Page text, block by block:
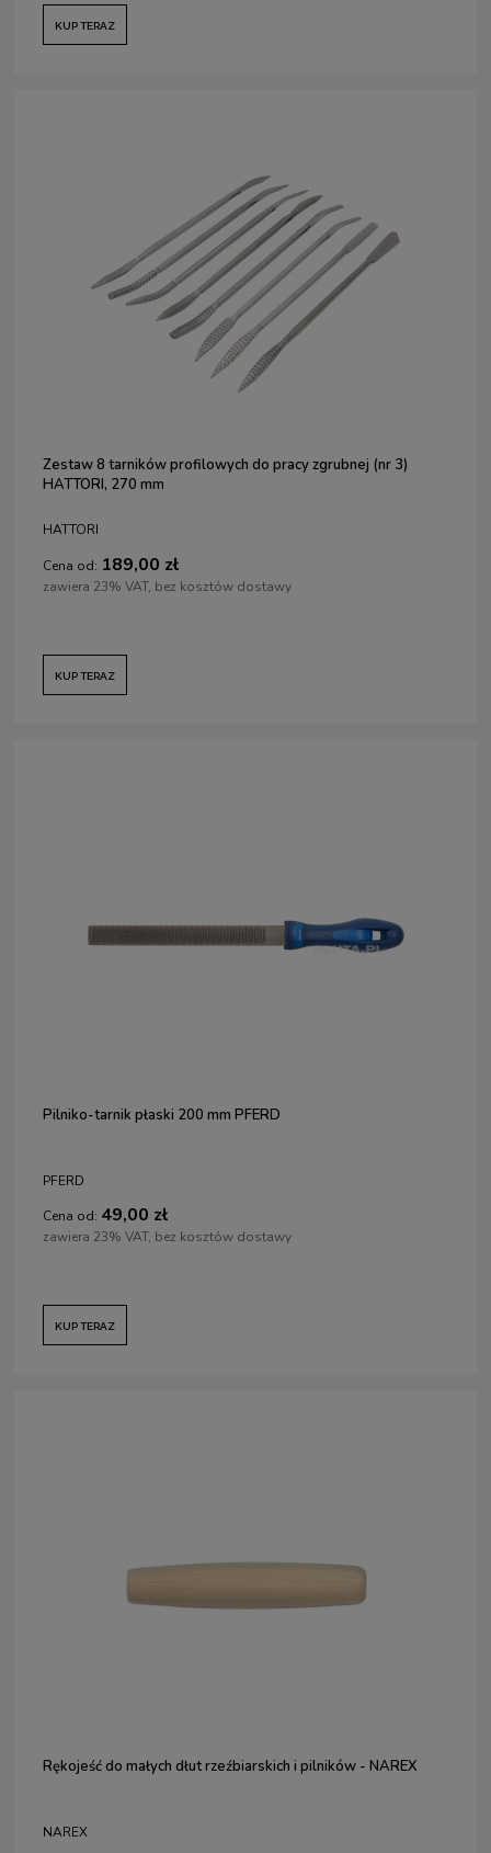
KUP TERAZ
Zestaw 8 tarników profilowych do pracy zgrubnej (nr 3)
HATTORI, 270 mm
HATTORI
Cena od: 189,00 zł
zawiera 23% VAT, bez kosztów dostawy
KUP TERAZ
Pilniko-tarnik płaski 200 mm PFERD
PFERD
Cena od: 49,00 zł
zawiera 23% VAT, bez kosztów dostawy
KUP TERAZ
Rękojeść do małych dłut rzeźbiarskich i pilników - NAREX
NAREX